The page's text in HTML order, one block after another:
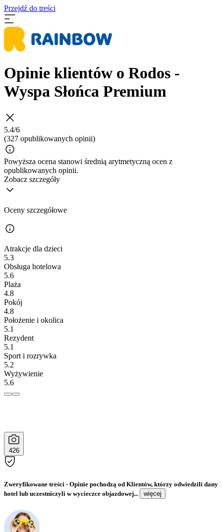
Przejdź do treści
Opinie klientów o Rodos -
Wyspa Słońca Premium
5.4/6
(327 opublikowanych opinii)
Powyższa ocena stanowi średnią arytmetyczną ocen z
opublikowanych opinii.
Zobacz szczegóły
Oceny szczegółowe
Atrakcje dla dzieci
5.3
Obsługa hotelowa
5.6
Plaża
4.8
Pokój
4.8
Położenie i okolica
5.1
Rezydent
5.1
Sport i rozrywka
5.2
Wyżywienie
5.6
426
Zweryfikowane treści - Opinie pochodzą od Klientów, którzy odwiedzili dany
hotel lub uczestniczyli w wycieczce objazdowej...
więcej